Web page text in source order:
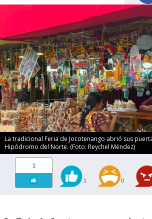
La tradicional Feria de Jocotenango abrió sus
Hipódromo del Norte. (Foto: Reychel Méndez)
1
1 0